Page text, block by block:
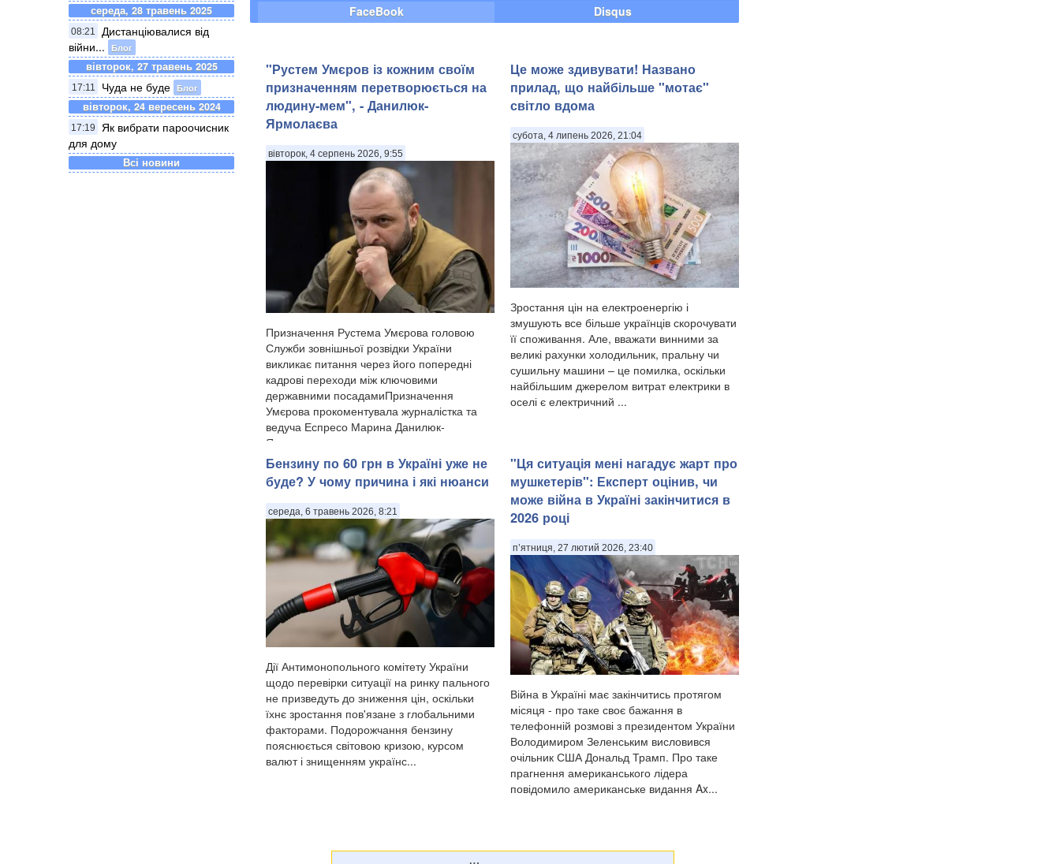
середа, 28 травень 2025
08:21
Дистанціювалися від
війни...
Блог
вівторок, 27 травень 2025
17:11 Чуда не буде Блог
вівторок, 24 вересень 2024
17:19
Як вибрати пароочисник
для дому
Всі новини
FaceBook Disqus
"Рустем Умєров із кожним своїм
призначенням перетворюється на
людину-мем", - Данилюк-
Ярмолаєва
вівторок, 4 серпень 2026, 9:55
Призначення Рустема Умєрова головою
Служби зовнішньої розвідки України
викликає питання через його попередні
кадрові переходи між ключовими
державними посадамиПризначення
Умєрова прокоментувала журналістка та
ведуча Еспресо Марина Данилюк-
Ярмолаєва у п...
Це може здивувати! Названо
прилад, що найбільше "мотає"
світло вдома
субота, 4 липень 2026, 21:04
Зростання цін на електроенергію і
змушують все більше українців скорочувати
її споживання. Але, вважати винними за
великі рахунки холодильник, пральну чи
сушильну машини – це помилка, оскільки
найбільшим джерелом витрат електрики в
оселі є електричний ...
Бензину по 60 грн в Україні уже не
буде? У чому причина і які нюанси
середа, 6 травень 2026, 8:21
Дії Антимонопольного комітету України
щодо перевірки ситуації на ринку пального
не призведуть до зниження цін, оскільки
їхнє зростання пов'язане з глобальними
факторами. Подорожчання бензину
пояснюється світовою кризою, курсом
валют і знищенням українс...
"Ця ситуація мені нагадує жарт про
мушкетерів": Експерт оцінив, чи
може війна в Україні закінчитися в
2026 році
п’ятниця, 27 лютий 2026, 23:40
Війна в Україні має закінчитись протягом
місяця - про таке своє бажання в
телефонній розмові з президентом України
Володимиром Зеленським висловився
очільник США Дональд Трамп. Про таке
прагнення американського лідера
повідомило американське видання Ax...